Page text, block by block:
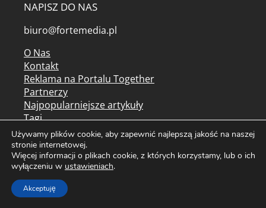
NAPISZ DO NAS
biuro@fortemedia.pl
O Nas
Kontakt
Reklama na Portalu Together
Partnerzy
Najpopularniejsze artykuły
Tagi
Mapa serwisu
Kolorowanki do druku
Archiwum czasopism
Regulamin newslettera
Używamy plików cookie, aby zapewnić najlepszą jakość na naszej
stronie internetowej.
Więcej informacji o plikach cookie, z których korzystamy, lub o ich
wyłączeniu w ustawieniach.
Akceptuję